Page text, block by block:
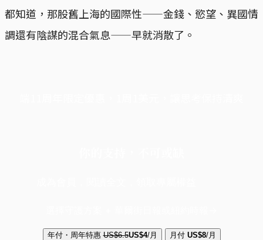
都知道，那股舊上海的國際性——金錢、慾望、異國情
調還有陰謀的混合氣息——早就消散了。
年付・周年特惠 US$6.5US$4/月 月付 US$8/月